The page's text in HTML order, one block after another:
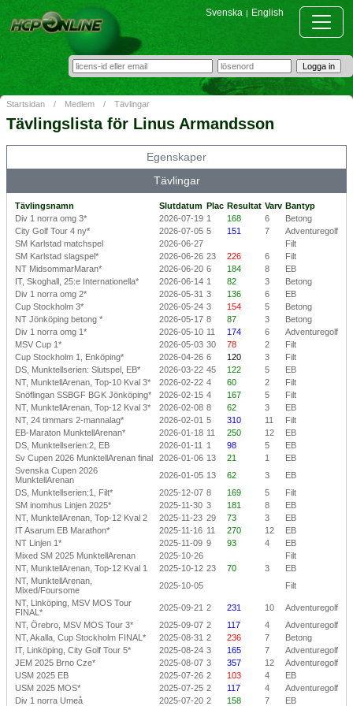
Svenska | English
Startsidan / Medlem / Tävlingar
Tävlingslista för Linus Armandsson
Egenskaper
Tävlingar
Tävlingsnamn Slutdatum Plac Resultat Varv Bantyp
Div 1 norra omg 3*
2026-07-19 1 168 6
Betong
City Golf Tour 4 ny*
2026-07-05 5 151 7
Adventuregolf
SM Karlstad matchspel
2026-06-27
Filt
SM Karlstad slagspel*
2026-06-26 23 226 6
Filt
NT MidsommarMaran*
2026-06-20 6 184 8
EB
IT, Skoghall, 25:e Internationella*
2026-06-14 1 82 3
Betong
Div 1 norra omg 2*
2026-05-31 3 136 6
EB
Cup Stockholm 3*
2026-05-24 3 154 5
Betong
NT Jönköping betong *
2026-05-17 8 87 3
Betong
Div 1 norra omg 1*
2026-05-10 11 174 6
Adventuregolf
MSV Cup 1*
2026-05-03 30 78 2
Filt
Cup Stockholm 1, Enköping*
2026-04-26 6 120 3
Filt
DS, Munktellserien: Slutspel, EB*
2026-03-22 45 122 5
EB
NT, MunktellArenan, Top-10 Kval 3*
2026-02-22 4 60 2
Filt
Snöflingan SSBGF BGK Jönköping*
2026-02-15 4 167 5
Filt
NT, MunktellArenan, Top-12 Kval 3*
2026-02-08 8 62 3
EB
NT, 24 timmars 2-mannalag*
2026-02-01 5 310 11
Filt
EB-Maraton MunktellArenan*
2026-01-18 11 250 12
EB
DS, Munktellserien:2, EB
2026-01-11 1 98 5
EB
Sv Cupen 2026 MunktellArenan final
2026-01-06 13 21 1
EB
Svenska Cupen 2026
MunktellArenan
2026-01-05 13 62 3
EB
DS, Munktellserien:1, Filt*
2025-12-07 8 169 5
Filt
SM inomhus Linjen 2025*
2025-11-30 3 181 8
EB
NT, MunktellArenan, Top-12 Kval 2
2025-11-23 29 73 3
EB
IT Asarum EB Marathon*
2025-11-16 11 270 12
EB
NT Linjen 1*
2025-11-09 9 93 4
EB
Mixed SM 2025 MunktellArenan
2025-10-26
Filt
NT, MunktellArenan, Top-12 Kval 1
2025-10-12 23 70 3
EB
NT, MunktellArenan,
Mixed/Foursome
2025-10-05
Filt
NT, Linköping, MSV MOS Tour
FINAL*
2025-09-21 2 231 10
Adventuregolf
NT, Örebro, MSV MOS Tour 3*
2025-09-07 2 117 4
Adventuregolf
NT, Akalla, Cup Stockholm FINAL*
2025-08-31 2 236 7
Betong
IT, Linköping, City Golf Tour 5*
2025-08-24 3 165 7
Adventuregolf
JEM 2025 Brno Cze*
2025-08-07 3 357 12
Adventuregolf
USM 2025 EB
2025-07-26 2 103 4
EB
USM 2025 MOS*
2025-07-25 2 117 4
Adventuregolf
Div 1 norra Umeå
2025-07-20 2 158 7 EB